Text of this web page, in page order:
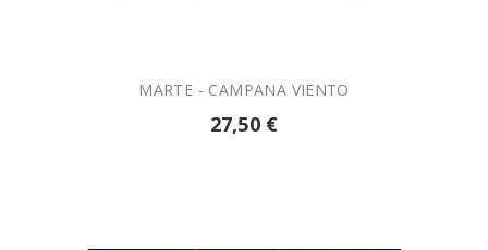
MARTE - CAMPANA VIENTO
27,50 €